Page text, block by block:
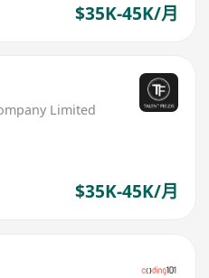
$35K-45K/月
Limited
$35K-45K/月